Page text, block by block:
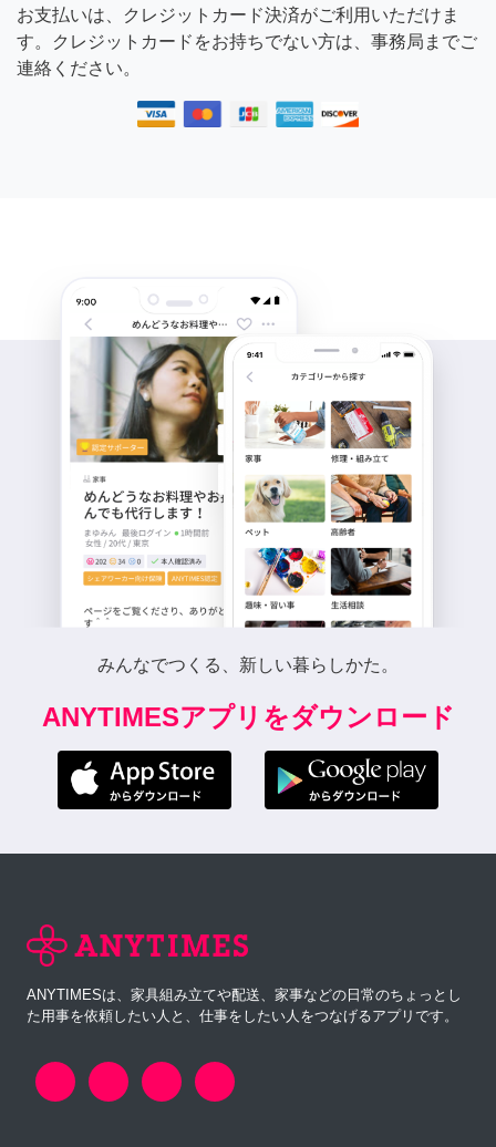
お支払いは、クレジットカード決済がご利用いただけま
す。クレジットカードをお持ちでない方は、事務局までご
連絡ください。
みんなでつくる、新しい暮らしかた。
ANYTIMESアプリをダウンロード
ANYTIMESは、家具組み立てや配送、家事などの日常のちょっとし
た用事を依頼したい人と、仕事をしたい人をつなげるアプリです。